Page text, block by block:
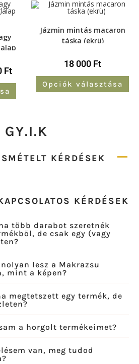
Ft
Jázmin mintás macaron
táska (ekrü)
18 000 Ft
Opciók választása
GY.I.K
KÉRDÉSEK
KÉRDÉSEK
több darabot szeretnék
de csak egy (vagy
lesz a Makrazsu
mint a képen?
megtetszett egy termék, de
a horgolt termékeimet?
van, meg tudod